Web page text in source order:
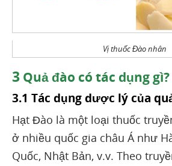
Vị thuốc Đào nhân
3 Quả đào có tác dụng gì?
3.1 Tác dụng dược lý của
Hạt Đào là một loại thuốc
ở nhiều quốc gia châu Á như
Quốc, Nhật Bản, v.v. Theo